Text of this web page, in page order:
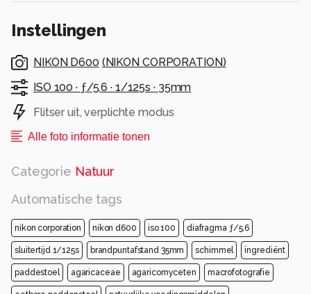
Instellingen
NIKON D600 (NIKON CORPORATION)
ISO 100 · ƒ/5.6 · 1/125s · 35mm
Flitser uit, verplichte modus
Alle foto informatie tonen
Categorie Natuur
Automatische tags
nikon corporation nikon d600 iso 100 diafragma ƒ/5.6
sluitertijd 1/125s brandpuntafstand 35mm schimmel ingrediënt
paddestoel agaricaceae agaricomyceten macrofotografie